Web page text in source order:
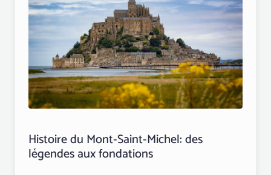
Histoire du Mont‑Saint‑Michel: des
légendes aux fondations